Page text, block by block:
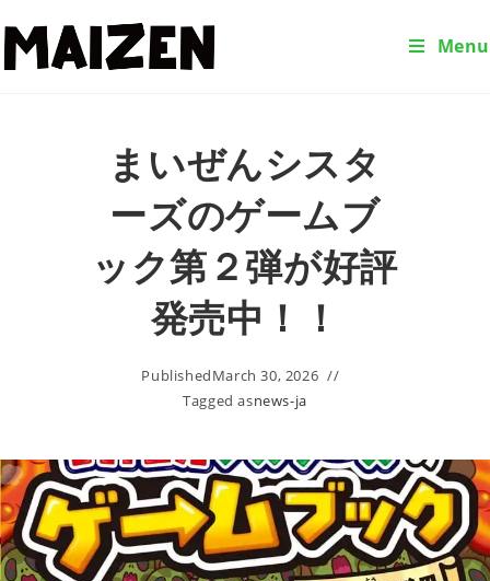
Menu
まいぜんシスタ
ーズのゲームブ
ック第２弾が好評
発売中！！
PublishedMarch 30, 2026
Tagged asnews-ja